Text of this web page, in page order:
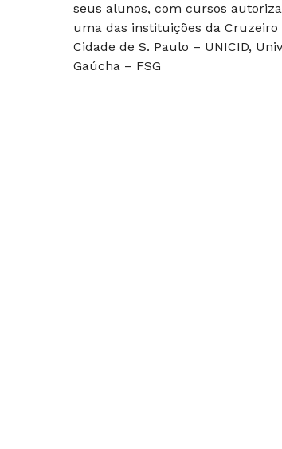
seus alunos, com cursos
uma das instituições da
Cidade de S. Paulo – UNICID,
Gaúcha – FSG